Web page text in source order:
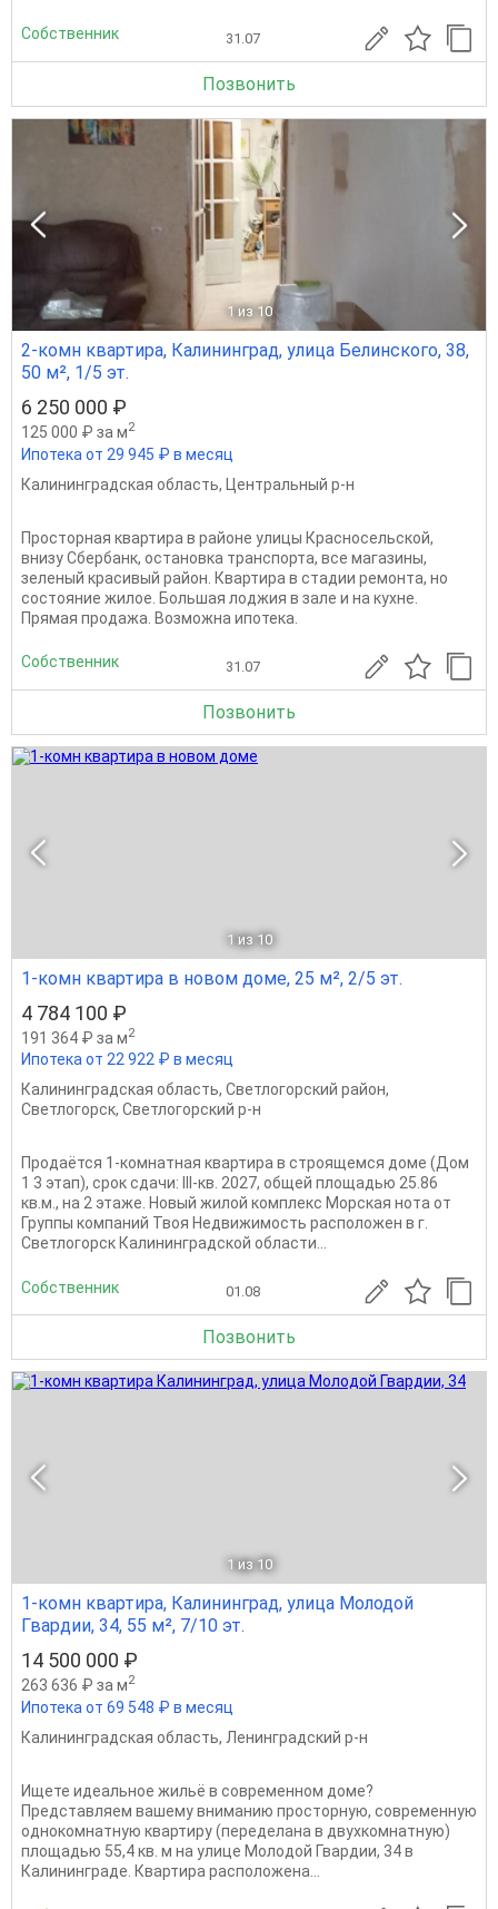
Собственник 31.07
Позвонить
1 из 10
2-комн квартира, Калининград, улица Белинского, 38,
50 м², 1/5 эт.
6 250 000 ₽
125 000 ₽ за м2
Ипотека от 29 945 ₽ в месяц
Калининградская область, Центральный р-н
Просторная квартира в районе улицы Красносельской,
внизу Сбербанк, остановка транспорта, все магазины,
зеленый красивый район. Квартира в стадии ремонта, но
состояние жилое. Большая лоджия в зале и на кухне.
Прямая продажа. Возможна ипотека.
Собственник 31.07
Позвонить
1 из 10
1-комн квартира в новом доме, 25 м², 2/5 эт.
4 784 100 ₽
191 364 ₽ за м2
Ипотека от 22 922 ₽ в месяц
Калининградская область, Светлогорский район,
Светлогорск, Светлогорский р-н
Продаётся 1-комнатная квартира в строящемся доме (Дом
1 3 этап), срок сдачи: III-кв. 2027, общей площадью 25.86
кв.м., на 2 этаже. Новый жилой комплекс Морская нота от
Группы компаний Твоя Недвижимость расположен в г.
Светлогорск Калининградской области...
Собственник 01.08
Позвонить
1 из 10
1-комн квартира, Калининград, улица Молодой
Гвардии, 34, 55 м², 7/10 эт.
14 500 000 ₽
263 636 ₽ за м2
Ипотека от 69 548 ₽ в месяц
Калининградская область, Ленинградский р-н
Ищете идеальное жильё в современном доме?
Представляем вашему вниманию просторную, современную
однокомнатную квартиру (переделана в двухкомнатную)
площадью 55,4 кв. м на улице Молодой Гвардии, 34 в
Калининграде. Квартира расположена...